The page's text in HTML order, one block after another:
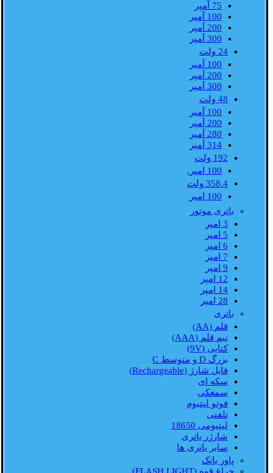
75 آمپر
100 آمپر
200 آمپر
300 آمپر
24 ولت
100 آمپر
200 آمپر
300 آمپر
48 ولت
100 آمپر
200 آمپر
280 آمپر
314 آمپر
192 ولت
100 امپر.
358.4 ولت
100 امپر
باتری موتور
3 امپر
5 امپر
6 امپر
7 امپر
9 امپر
12 امپر
14 امپر
28 امپر
باتری
قلم (AA)
نیم قلم (AAA)
کتابی (9V)
بزرگ D و متوسط C
قابل شارژ (Rechargeable)
سکه ای
سمعکی
فوتو لیتیوم
تلفنی
لیتیومی 18650
شارژر باتری
سایر باتری ها
پاور بانک